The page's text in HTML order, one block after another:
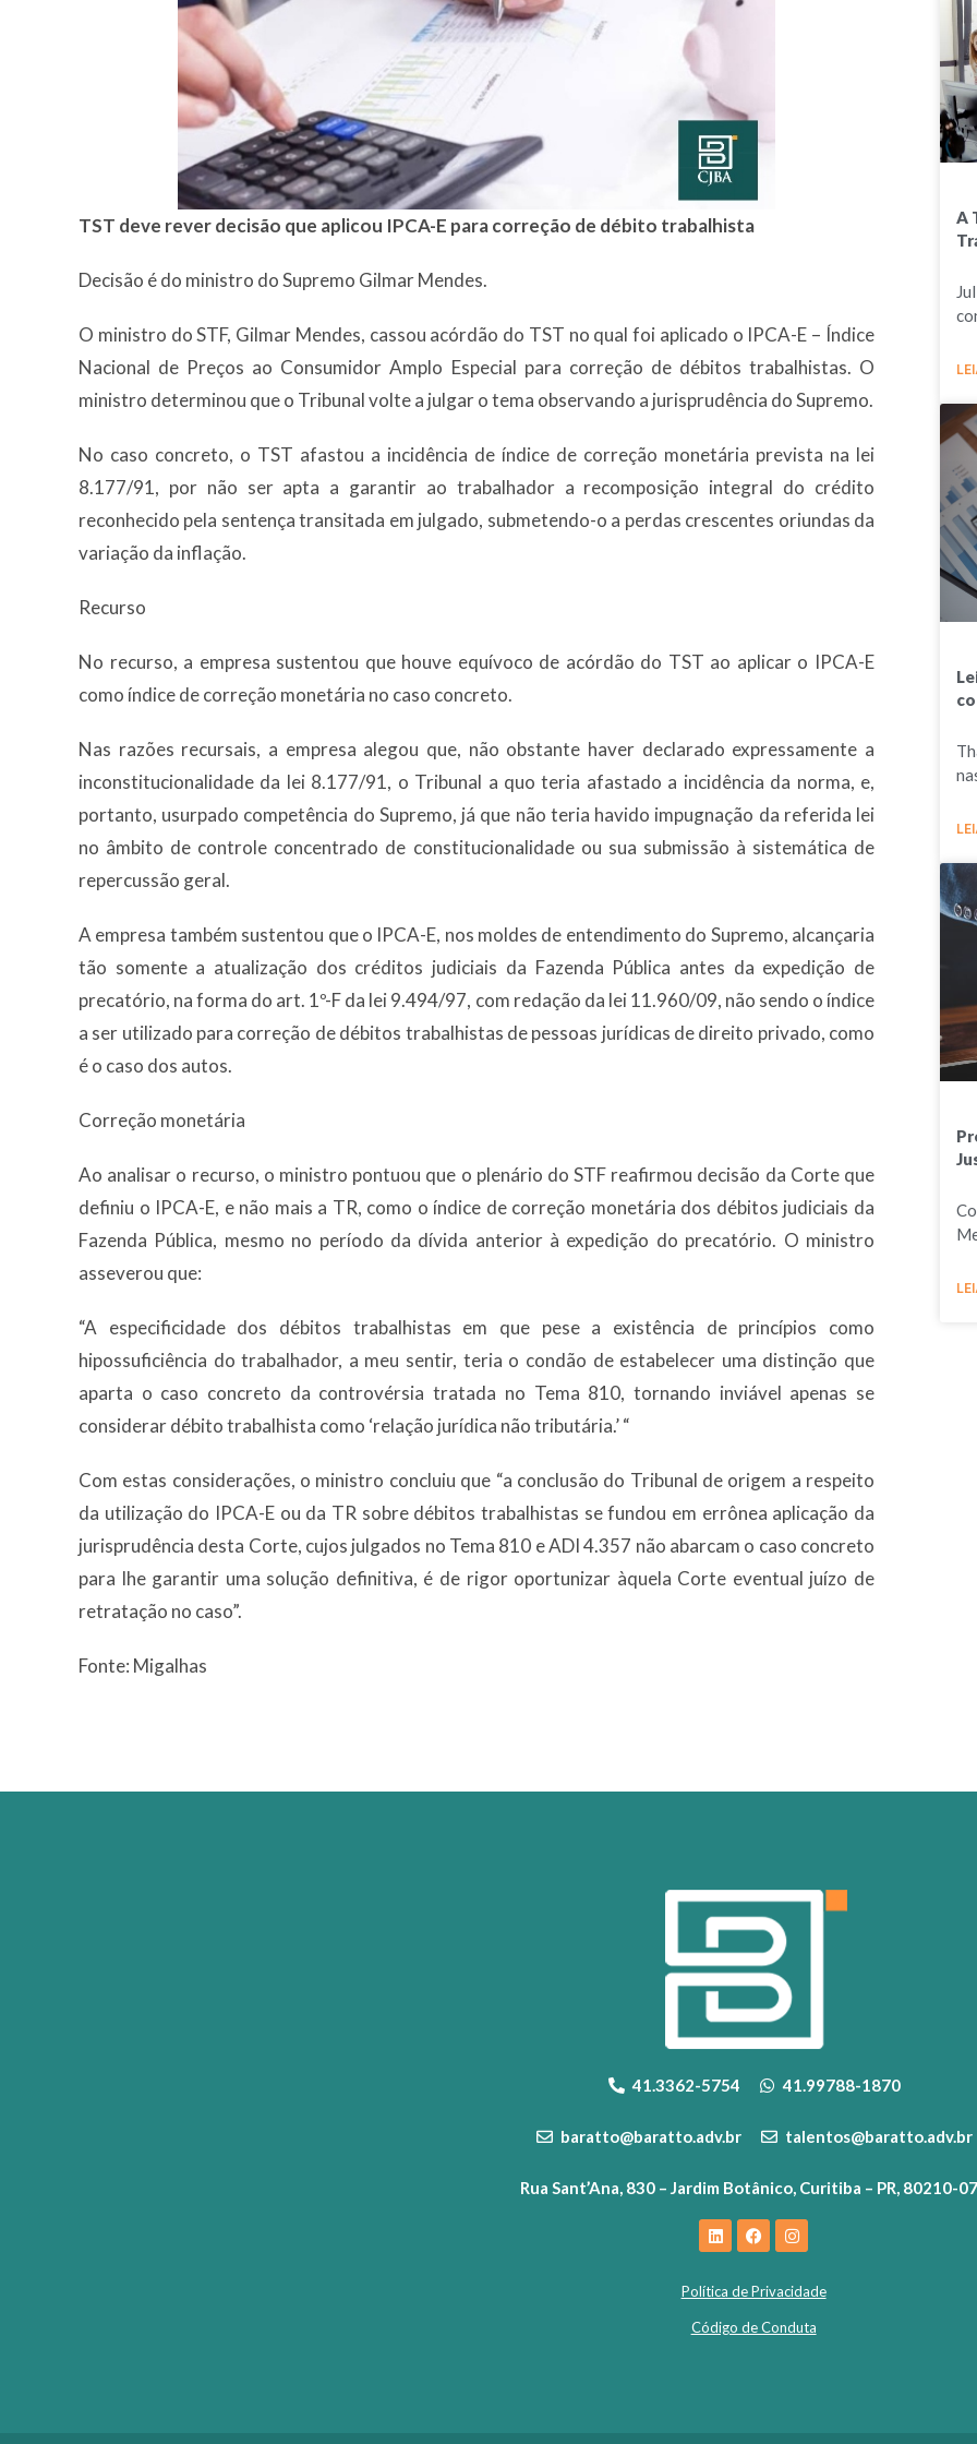
TST deve rever decisão que aplicou IPCA-E para correção de débito trabalhista
Decisão é do ministro do Supremo Gilmar Mendes.
O ministro do STF, Gilmar Mendes, cassou acórdão do TST no qual foi aplicado o IPCA-E – Índice
Nacional de Preços ao Consumidor Amplo Especial para correção de débitos trabalhistas. O
ministro determinou que o Tribunal volte a julgar o tema observando a jurisprudência do Supremo.
No caso concreto, o TST afastou a incidência de índice de correção monetária prevista na lei
8.177/91, por não ser apta a garantir ao trabalhador a recomposição integral do crédito
reconhecido pela sentença transitada em julgado, submetendo-o a perdas crescentes oriundas da
variação da inflação.
Recurso
No recurso, a empresa sustentou que houve equívoco de acórdão do TST ao aplicar o IPCA-E
como índice de correção monetária no caso concreto.
Nas razões recursais, a empresa alegou que, não obstante haver declarado expressamente a
inconstitucionalidade da lei 8.177/91, o Tribunal a quo teria afastado a incidência da norma, e,
portanto, usurpado competência do Supremo, já que não teria havido impugnação da referida lei
no âmbito de controle concentrado de constitucionalidade ou sua submissão à sistemática de
repercussão geral.
A empresa também sustentou que o IPCA-E, nos moldes de entendimento do Supremo, alcançaria
tão somente a atualização dos créditos judiciais da Fazenda Pública antes da expedição de
precatório, na forma do art. 1º-F da lei 9.494/97, com redação da lei 11.960/09, não sendo o índice
a ser utilizado para correção de débitos trabalhistas de pessoas jurídicas de direito privado, como
é o caso dos autos.
Correção monetária
Ao analisar o recurso, o ministro pontuou que o plenário do STF reafirmou decisão da Corte que
definiu o IPCA-E, e não mais a TR, como o índice de correção monetária dos débitos judiciais da
Fazenda Pública, mesmo no período da dívida anterior à expedição do precatório. O ministro
asseverou que:
“A especificidade dos débitos trabalhistas em que pese a existência de princípios como
hipossuficiência do trabalhador, a meu sentir, teria o condão de estabelecer uma distinção que
aparta o caso concreto da controvérsia tratada no Tema 810, tornando inviável apenas se
considerar débito trabalhista como ‘relação jurídica não tributária.’ “
Com estas considerações, o ministro concluiu que “a conclusão do Tribunal de origem a respeito
da utilização do IPCA-E ou da TR sobre débitos trabalhistas se fundou em errônea aplicação da
jurisprudência desta Corte, cujos julgados no Tema 810 e ADI 4.357 não abarcam o caso concreto
para lhe garantir uma solução definitiva, é de rigor oportunizar àquela Corte eventual juízo de
retratação no caso”.
Fonte: Migalhas
A
41.3362-5754 41.99788-1870
baratto@baratto.adv.br talentos@baratto.adv.br
Rua Sant’Ana, 830 – Jardim Botânico, Curitiba – PR, 80210-
Política de Privacidade
Código de Conduta